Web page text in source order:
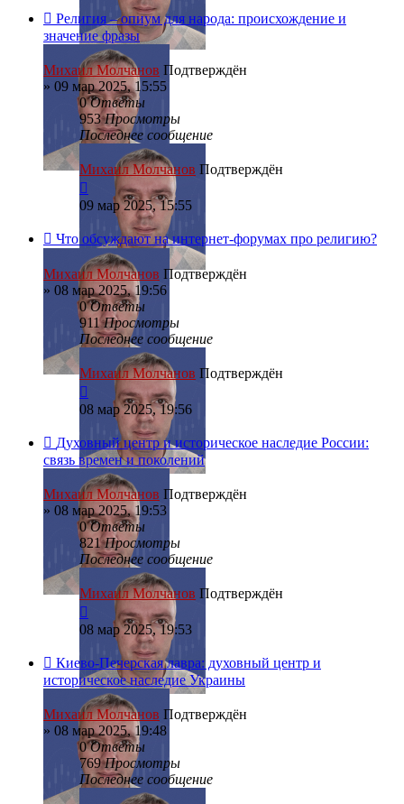
Религия – опиум для народа: происхождение и
значение фразы
Михаил Молчанов Подтверждён
» 09 мар 2025, 15:55
0Ответы
953Просмотры
Последнее сообщение
Михаил Молчанов Подтверждён
09 мар 2025, 15:55
Что обсуждают на интернет-форумах про религию?
Михаил Молчанов Подтверждён
» 08 мар 2025, 19:56
0Ответы
911Просмотры
Последнее сообщение
Михаил Молчанов Подтверждён
08 мар 2025, 19:56
Духовный центр и историческое наследие России:
связь времен и поколений
Михаил Молчанов Подтверждён
» 08 мар 2025, 19:53
0Ответы
821Просмотры
Последнее сообщение
Михаил Молчанов Подтверждён
08 мар 2025, 19:53
Киево-Печерская лавра: духовный центр и
историческое наследие Украины
Михаил Молчанов Подтверждён
» 08 мар 2025, 19:48
0Ответы
769Просмотры
Последнее сообщение